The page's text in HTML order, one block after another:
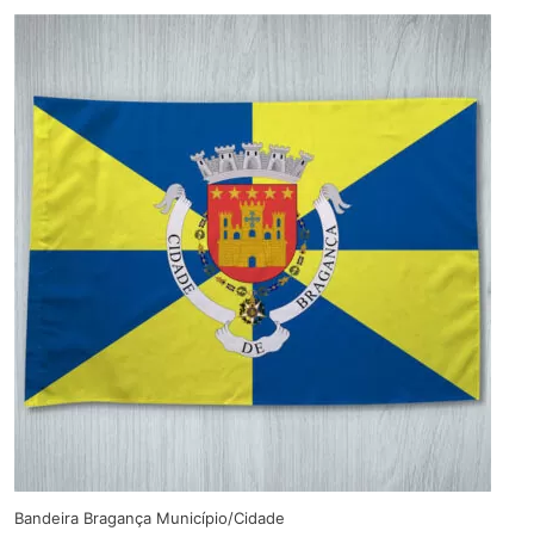
Bandeira Bragança Município/Cidade